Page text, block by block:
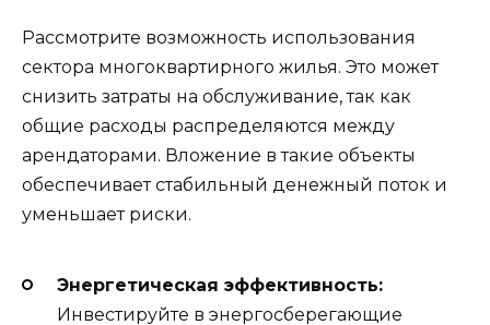
Рассмотрите возможность использования
сектора многоквартирного жилья. Это может
снизить затраты на обслуживание, так как
общие расходы распределяются между
арендаторами. Вложение в такие объекты
обеспечивает стабильный денежный поток и
уменьшает риски.
Энергетическая эффективность:
Инвестируйте в энергосберегающие